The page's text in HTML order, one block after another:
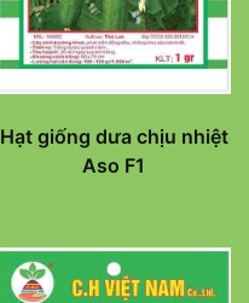
Hạt giống dưa chịu nhiệt
Aso F1